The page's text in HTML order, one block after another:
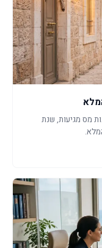
מס מגיעות, שנת